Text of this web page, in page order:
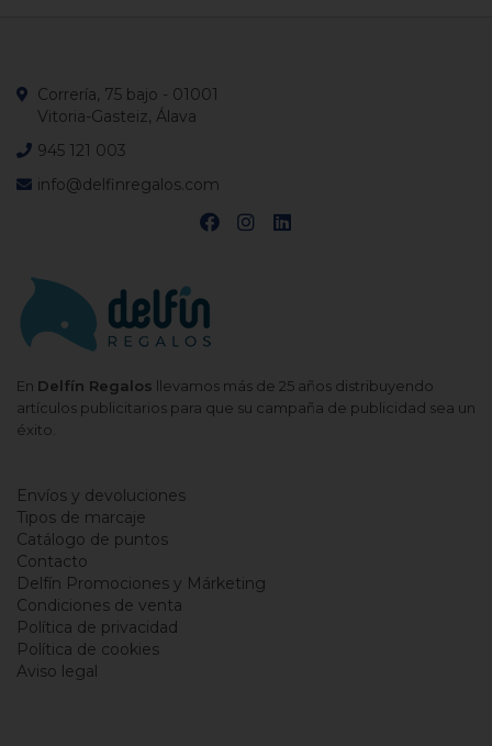
En Delfín Regalos llevamos más de 25 años distribuyendo
artículos publicitarios para que su campaña de publicidad sea un
éxito.
Correría, 75 bajo - 01001
Vitoria-Gasteiz, Álava
945 121 003
info@delfinregalos.com
Envíos y devoluciones
Tipos de marcaje
Catálogo de puntos
Contacto
Delfín Promociones y Márketing
Condiciones de venta
Política de privacidad
Política de cookies
Aviso legal